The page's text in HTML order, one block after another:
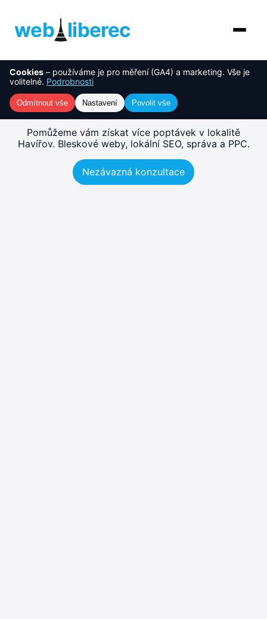
web liberec
O nás
Služby
NOVINKA
AI řešení
Cookies – používáme je pro měření (GA4) a marketing. Vše je
volitelné. Podrobnosti
Odmítnout vše Nastavení Povolit vše
Tvorba webu Havířov –
rychlé, SEO-ready weby
Pomůžeme vám získat více poptávek v lokalitě
Havířov. Bleskové weby, lokální SEO, správa a PPC.
Nezávazná konzultace